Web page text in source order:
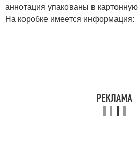
аннотация упакованы в
На коробке имеется информация: